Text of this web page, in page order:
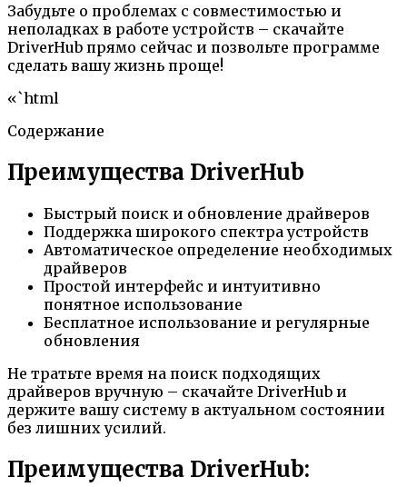
Забудьте о проблемах с совместимостью и
неполадках в работе устройств – скачайте
DriverHub прямо сейчас и позвольте программе
сделать вашу жизнь проще!
«`html
Содержание
Преимущества DriverHub
Быстрый поиск и обновление драйверов
Поддержка широкого спектра устройств
Автоматическое определение необходимых
драйверов
Простой интерфейс и интуитивно
понятное использование
Бесплатное использование и регулярные
обновления
Не тратьте время на поиск подходящих
драйверов вручную – скачайте DriverHub и
держите вашу систему в актуальном состоянии
без лишних усилий.
Преимущества DriverHub: